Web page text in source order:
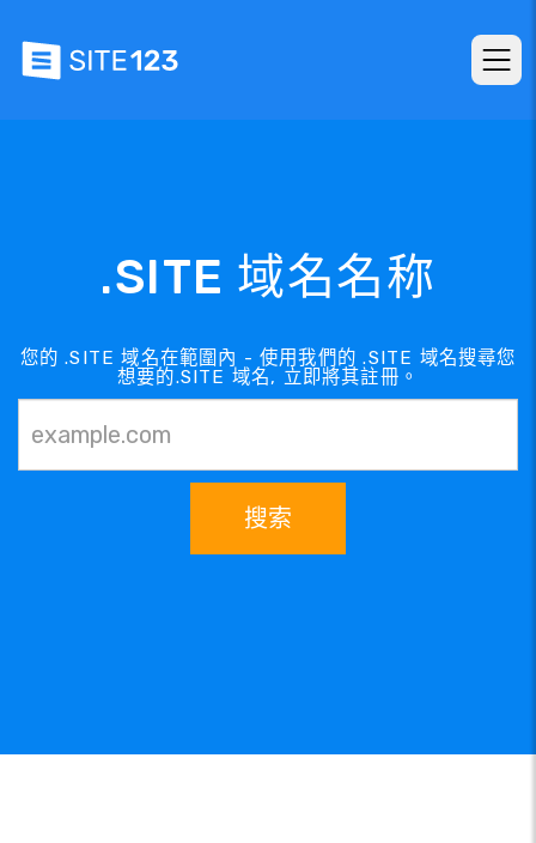
.SITE 域名名称
您的 .SITE 域名在範圍內 - 使用我們的 .SITE 域名搜尋您
想要的.SITE 域名, 立即將其註冊。
搜索